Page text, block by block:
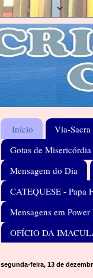
Início Via-Sacra
Gotas de Misericórdia
Mensagem do Dia
CATEQUESE - Papa
Mensagens em Power
OFÍCIO DA
segunda-feira, 13 de